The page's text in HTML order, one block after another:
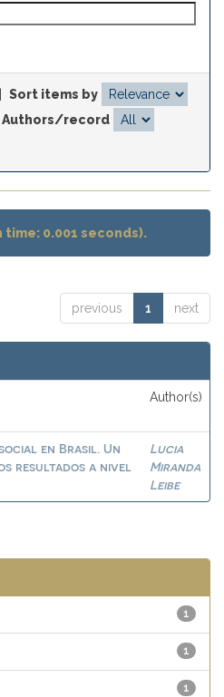
Sort items by
Authors/record
time: 0.001 seconds).
previous 1 next
Author(s)
en Brasil. Un
resultados a nivel
Lucia
Miranda
Leibe
1
1
1